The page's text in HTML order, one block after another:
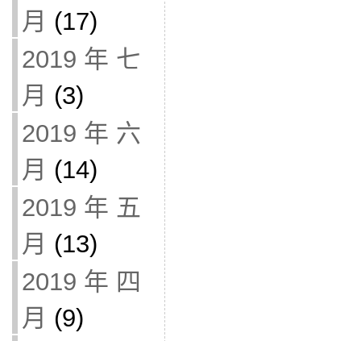
月 (17)
2019 年 七
月 (3)
2019 年 六
月 (14)
2019 年 五
月 (13)
2019 年 四
月 (9)